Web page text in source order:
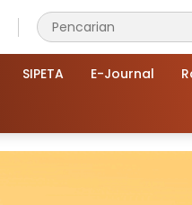
SIPETA E-Journal